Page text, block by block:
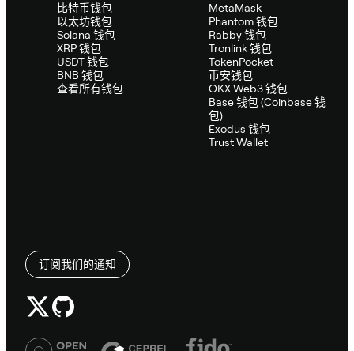
比特币钱包
以太坊钱包
Solana 钱包
XRP 钱包
USDT 钱包
BNB 钱包
查看所有钱包
MetaMask
Phantom 钱包
Rabby 钱包
Tronlink 钱包
TokenPocket
币安钱包
OKX Web3 钱包
Base 钱包 (Coinbase 钱
包)
Exodus 钱包
Trust Wallet
订阅我们的通知